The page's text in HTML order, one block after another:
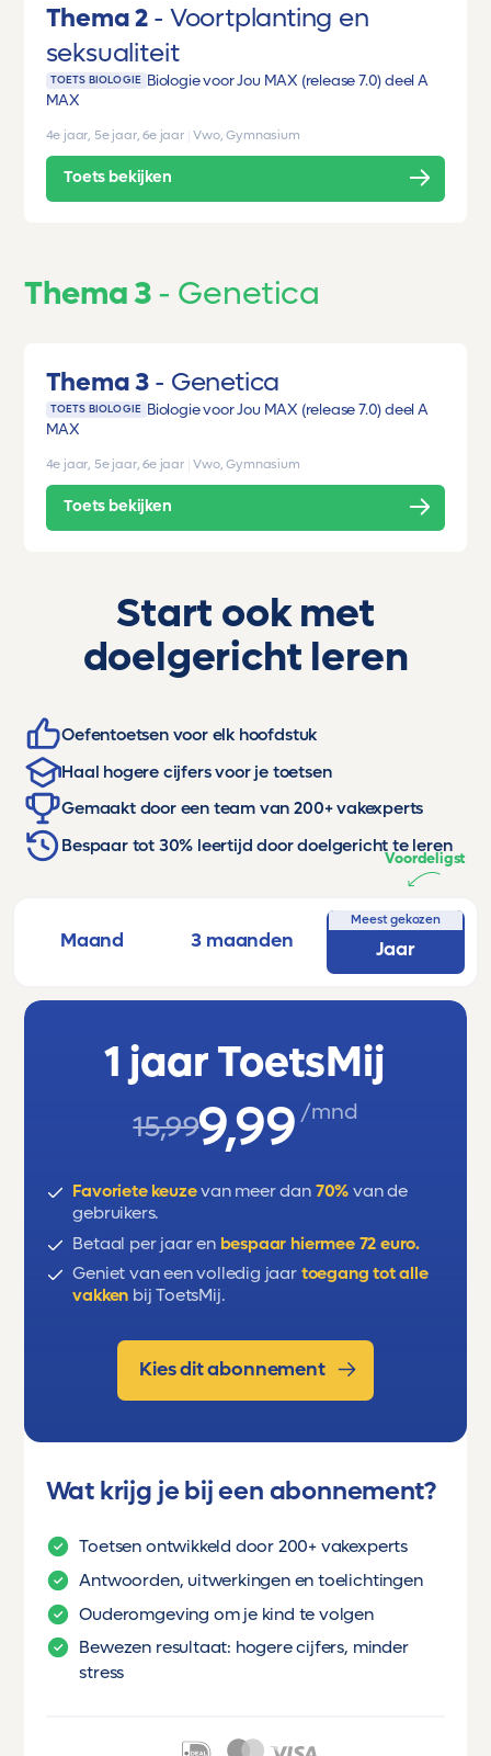
Thema 2
Voortplanting en
seksualiteit
TOETS BIOLOGIE Biologie voor Jou MAX (release 7.0) deel A
MAX
4e jaar, 5e jaar, 6e jaar Vwo, Gymnasium
Toets bekijken
Thema 3 Genetica
Thema 3 Genetica
TOETS BIOLOGIE Biologie voor Jou MAX (release 7.0) deel A
MAX
4e jaar, 5e jaar, 6e jaar Vwo, Gymnasium
Toets bekijken
Start ook met
doelgericht leren
Oefentoetsen voor elk hoofdstuk
Haal hogere cijfers voor je toetsen
Gemaakt door een team van 200+ vakexperts
Bespaar tot 30% leertijd door doelgericht te leren
Maand 3 maanden
Meest gekozen
Jaar
Voordeligst
1 jaar ToetsMij
15,999,99 /mnd
Favoriete keuzevan meer dan 70% van de
gebruikers.
Betaal per jaar en bespaar hiermee 72 euro.
Geniet van een volledig jaar toegang tot alle
vakken bij ToetsMij.
Kies dit abonnement
Wat krijg je bij een abonnement?
Toetsen ontwikkeld door 200+ vakexperts
Antwoorden, uitwerkingen en toelichtingen
Ouderomgeving om je kind te volgen
Bewezen resultaat: hogere cijfers, minder
stress